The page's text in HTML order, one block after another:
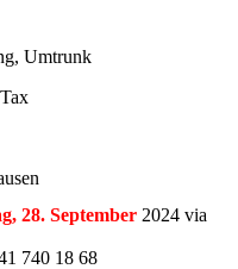
Umtrunk
28. September 2024 via
740 18 68